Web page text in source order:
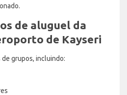
de aluguel da
de Kayseri
grupos, incluindo: